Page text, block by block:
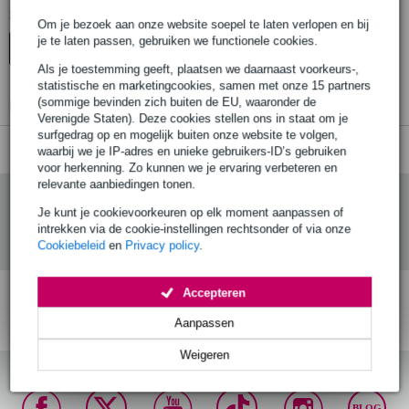
Om je bezoek aan onze website soepel te laten verlopen en bij
je te laten passen, gebruiken we functionele cookies.
Als je toestemming geeft, plaatsen we daarnaast voorkeurs-,
statistische en marketingcookies, samen met onze 15 partners
(sommige bevinden zich buiten de EU, waaronder de
Verenigde Staten). Deze cookies stellen ons in staat om je
surfgedrag op en mogelijk buiten onze website te volgen,
waarbij we je IP-adres en unieke gebruikers-ID’s gebruiken
voor herkenning. Zo kunnen we je ervaring verbeteren en
relevante aanbiedingen tonen.
Je kunt je cookievoorkeuren op elk moment aanpassen of
intrekken via de cookie-instellingen rechtsonder of via onze
Cookiebeleid en Privacy policy.
Weigeren
Aanpassen
Accepteren
Top-10 Start Keuzehulp Advies
Er zijn geen producten gevonden.
morgen in huis (mits